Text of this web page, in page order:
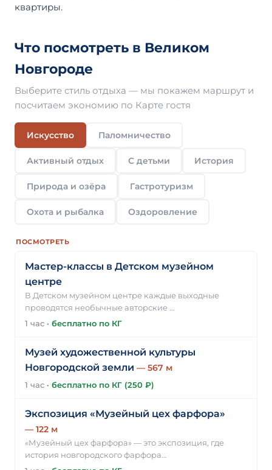
квартиры.
Что посмотреть в Великом
Новгороде
Выберите стиль отдыха — мы покажем маршрут и
посчитаем экономию по Карте гостя
Искусство Паломничество
Активный отдых С детьми История
Природа и озёра Гастротуризм
Охота и рыбалка Оздоровление
ПОСМОТРЕТЬ
Мастер-классы в Детском музейном
центре
В Детском музейном центре каждые выходные
проводятся необычные авторские …
1 час · бесплатно по КГ
Музей художественной культуры
Новгородской земли — 567 м
1 час · бесплатно по КГ (250 ₽)
Экспозиция «Музейный цех фарфора»
— 122 м
«Музейный цех фарфора» — это экспозиция, где
история новгородского фарфора…